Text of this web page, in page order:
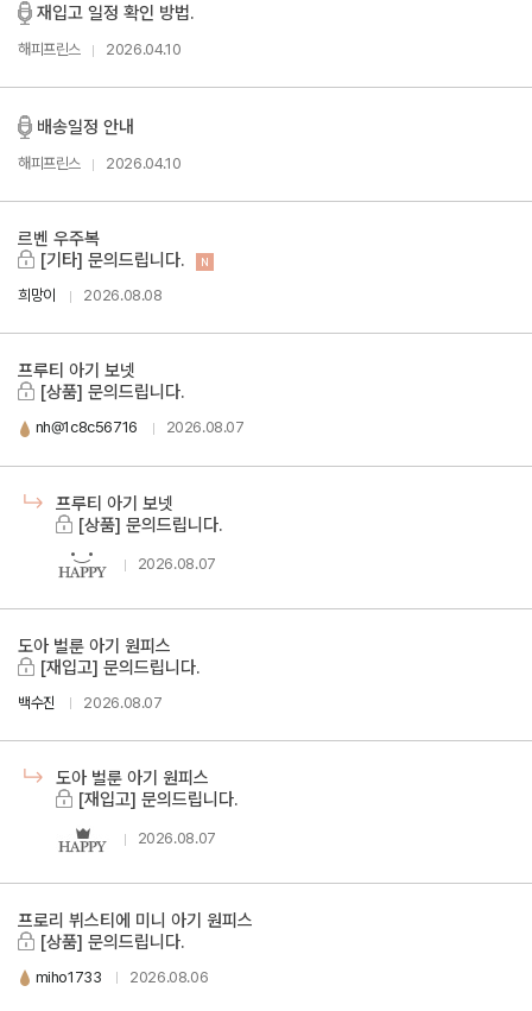
재입고 일정 확인 방법.
해피프린스 2026.04.10
배송일정 안내
해피프린스 2026.04.10
르벤 우주복
[기타] 문의드립니다.
N
희망이 2026.08.08
프루티 아기 보넷
[상품] 문의드립니다.
nh@1c8c56716 2026.08.07
프루티 아기 보넷
[상품] 문의드립니다.
2026.08.07
도아 벌룬 아기 원피스
[재입고] 문의드립니다.
백수진 2026.08.07
도아 벌룬 아기 원피스
[재입고] 문의드립니다.
2026.08.07
프로리 뷔스티에 미니 아기 원피스
[상품] 문의드립니다.
miho1733 2026.08.06